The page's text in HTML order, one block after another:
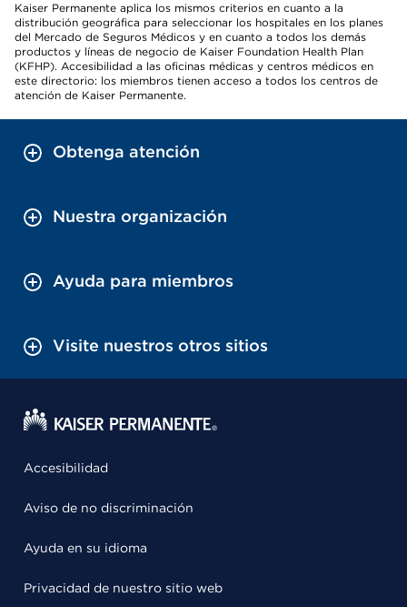
Kaiser Permanente aplica los mismos criterios en cuanto a la
distribución geográfica para seleccionar los hospitales en los planes
del Mercado de Seguros Médicos y en cuanto a todos los demás
productos y líneas de negocio de Kaiser Foundation Health Plan
(KFHP). Accesibilidad a las oficinas médicas y centros médicos en
este directorio: los miembros tienen acceso a todos los centros de
atención de Kaiser Permanente.
Obtenga atención
Nuestra organización
Ayuda para miembros
Visite nuestros otros sitios
Accesibilidad
Aviso de no discriminación
Ayuda en su idioma
Privacidad de nuestro sitio web